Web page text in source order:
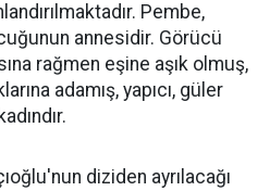
Pembe,
annesidir. Görücü
rağmen eşine aşık olmuş,
adamış, yapıcı, güler
diziden ayrılacağı